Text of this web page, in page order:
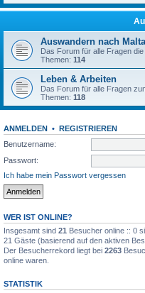
Auswandern nach Malta
Das Forum für alle Fragen
Themen: 114
Leben & Arbeiten
Das Forum für alle Fragen
Themen: 118
ANMELDEN • REGISTRIEREN
Benutzername:
Passwort:
Ich habe mein Passwort vergessen
WER IST ONLINE?
Insgesamt sind 21 Besucher online :: 0
21 Gäste (basierend auf den aktiven
Der Besucherrekord liegt bei 2263
online waren.
STATISTIK